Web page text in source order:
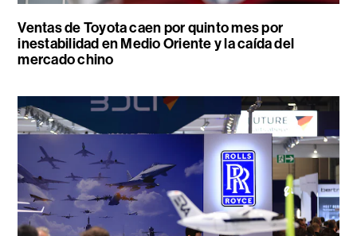
Ventas de Toyota caen por quinto mes por
inestabilidad en Medio Oriente y la caída del
mercado chino